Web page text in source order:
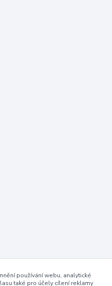
používání webu, analytické
také pro účely cílení reklamy